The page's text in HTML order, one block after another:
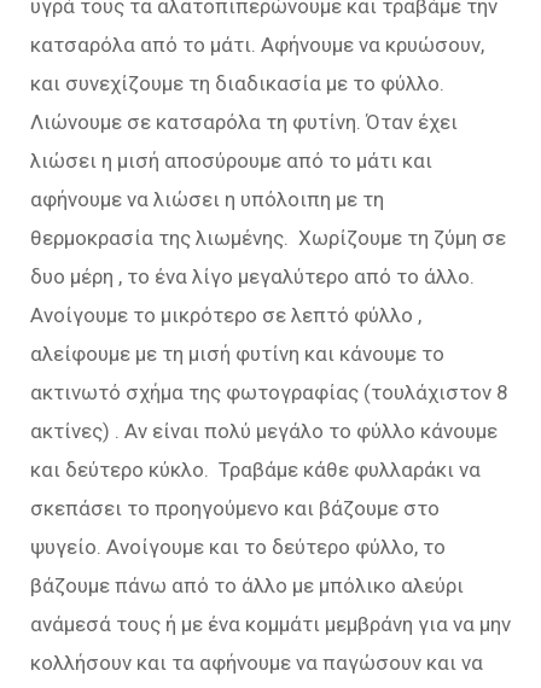
υγρά τους τα αλατοπιπερώνουμε και τραβάμε την
κατσαρόλα από το μάτι. Αφήνουμε να κρυώσουν,
και συνεχίζουμε τη διαδικασία με το φύλλο.
Λιώνουμε σε κατσαρόλα τη φυτίνη. Όταν έχει
λιώσει η μισή αποσύρουμε από το μάτι και
αφήνουμε να λιώσει η υπόλοιπη με τη
θερμοκρασία της λιωμένης. Χωρίζουμε τη ζύμη σε
δυο μέρη , το ένα λίγο μεγαλύτερο από το άλλο.
Ανοίγουμε το μικρότερο σε λεπτό φύλλο ,
αλείφουμε με τη μισή φυτίνη και κάνουμε το
ακτινωτό σχήμα της φωτογραφίας (τουλάχιστον 8
ακτίνες) . Αν είναι πολύ μεγάλο το φύλλο κάνουμε
και δεύτερο κύκλο. Τραβάμε κάθε φυλλαράκι να
σκεπάσει το προηγούμενο και βάζουμε στο
ψυγείο. Ανοίγουμε και το δεύτερο φύλλο, το
βάζουμε πάνω από το άλλο με μπόλικο αλεύρι
ανάμεσά τους ή με ένα κομμάτι μεμβράνη για να μην
κολλήσουν και τα αφήνουμε να παγώσουν και να